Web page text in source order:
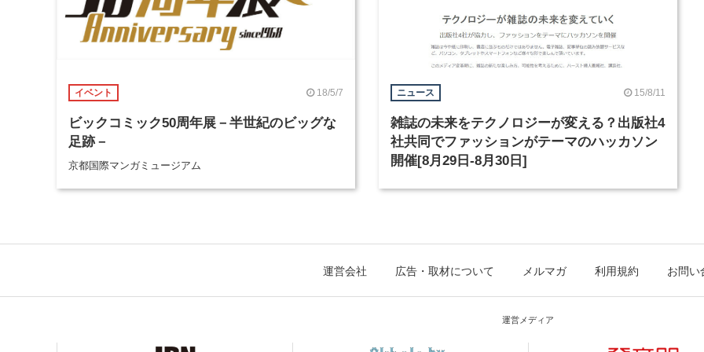
イベント 18/5/7
ビックコミック50周年展－半世紀のビッグな
足跡－
京都国際マンガミュージアム
ニュース 15/8/11
雑誌の未来をテクノロジーが変える？出版社4
社共同でファッションがテーマのハッカソン
開催[8月29日-8月30日]
運営会社 広告・取材について メルマガ 利用規約 お問い
運営メディア